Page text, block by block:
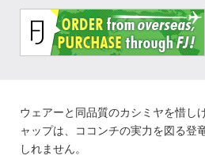
ウェアーと同品質のカシミヤを惜し
ャップは、ココンチの実力を図る登
しれません。